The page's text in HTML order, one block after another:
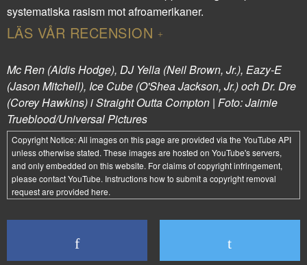
systematiska rasism mot afroamerikaner.
LÄS VÅR RECENSION
Mc Ren (Aldis Hodge), DJ Yella (Neil Brown, Jr.), Eazy-E
(Jason Mitchell), Ice Cube (O'Shea Jackson, Jr.) och Dr. Dre
(Corey Hawkins) i Straight Outta Compton | Foto: Jaimie
Trueblood/Universal Pictures
Copyright Notice:All images on this page are provided via the YouTube API
unless otherwise stated. These images are hosted on YouTube's servers,
and only embedded on this website. For claims of copyright infringement,
please contact YouTube. Instructions how to submit a copyright removal
request are provided here.